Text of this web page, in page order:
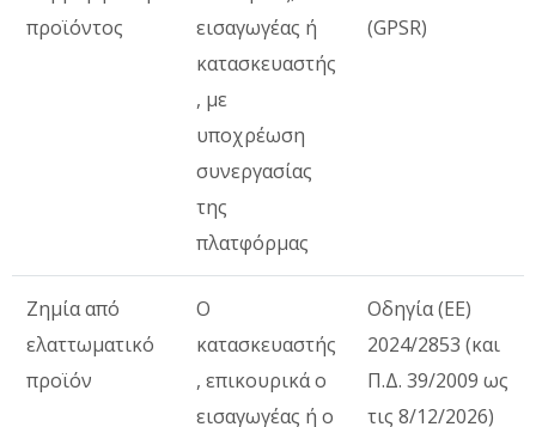
προϊόντος
εισαγωγέας ή
κατασκευαστής
, με
υποχρέωση
συνεργασίας
της
πλατφόρμας
(GPSR)
Ζημία από
ελαττωματικό
προϊόν
Ο
κατασκευαστής
, επικουρικά ο
εισαγωγέας ή ο
Οδηγία (ΕΕ)
2024/2853 (και
Π.Δ. 39/2009 ως
τις 8/12/2026)